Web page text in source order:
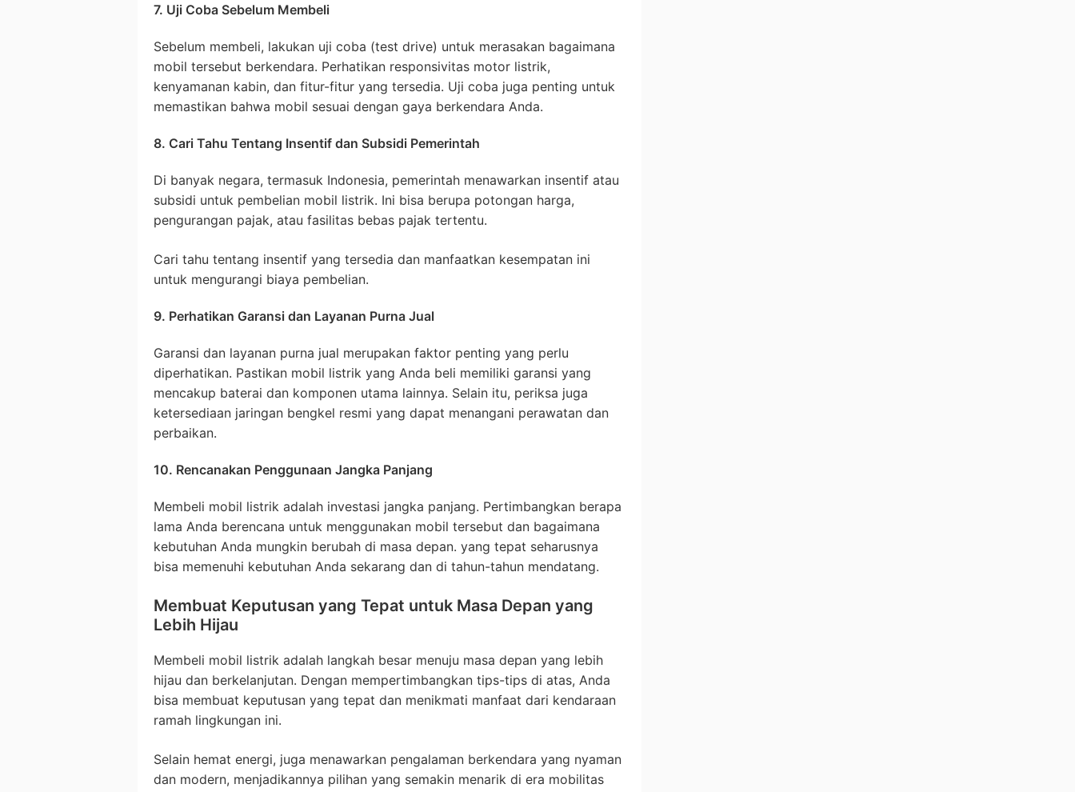
7. Uji Coba Sebelum Membeli
Sebelum membeli, lakukan uji coba (test drive) untuk merasakan bagaimana
mobil tersebut berkendara. Perhatikan responsivitas motor listrik,
kenyamanan kabin, dan fitur-fitur yang tersedia. Uji coba juga penting untuk
memastikan bahwa mobil sesuai dengan gaya berkendara Anda.
8. Cari Tahu Tentang Insentif dan Subsidi Pemerintah
Di banyak negara, termasuk Indonesia, pemerintah menawarkan insentif atau
subsidi untuk pembelian mobil listrik. Ini bisa berupa potongan harga,
pengurangan pajak, atau fasilitas bebas pajak tertentu.
Cari tahu tentang insentif yang tersedia dan manfaatkan kesempatan ini
untuk mengurangi biaya pembelian.
9. Perhatikan Garansi dan Layanan Purna Jual
Garansi dan layanan purna jual merupakan faktor penting yang perlu
diperhatikan. Pastikan mobil listrik yang Anda beli memiliki garansi yang
mencakup baterai dan komponen utama lainnya. Selain itu, periksa juga
ketersediaan jaringan bengkel resmi yang dapat menangani perawatan dan
perbaikan.
10. Rencanakan Penggunaan Jangka Panjang
Membeli mobil listrik adalah investasi jangka panjang. Pertimbangkan berapa
lama Anda berencana untuk menggunakan mobil tersebut dan bagaimana
kebutuhan Anda mungkin berubah di masa depan. yang tepat seharusnya
bisa memenuhi kebutuhan Anda sekarang dan di tahun-tahun mendatang.
Membuat Keputusan yang Tepat untuk Masa Depan yang
Lebih Hijau
Membeli mobil listrik adalah langkah besar menuju masa depan yang lebih
hijau dan berkelanjutan. Dengan mempertimbangkan tips-tips di atas, Anda
bisa membuat keputusan yang tepat dan menikmati manfaat dari kendaraan
ramah lingkungan ini.
Selain hemat energi, juga menawarkan pengalaman berkendara yang nyaman
dan modern, menjadikannya pilihan yang semakin menarik di era mobilitas